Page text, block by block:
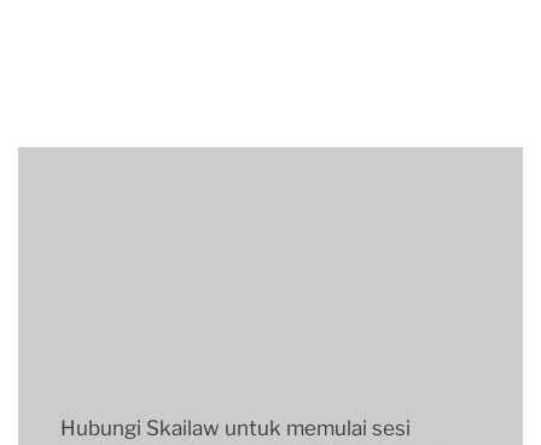
Hubungi Skailaw untuk memulai sesi